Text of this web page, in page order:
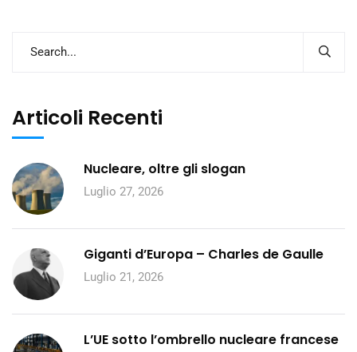
Articoli Recenti
Nucleare, oltre gli slogan
Luglio 27, 2026
Giganti d’Europa – Charles de Gaulle
Luglio 21, 2026
L’UE sotto l’ombrello nucleare francese